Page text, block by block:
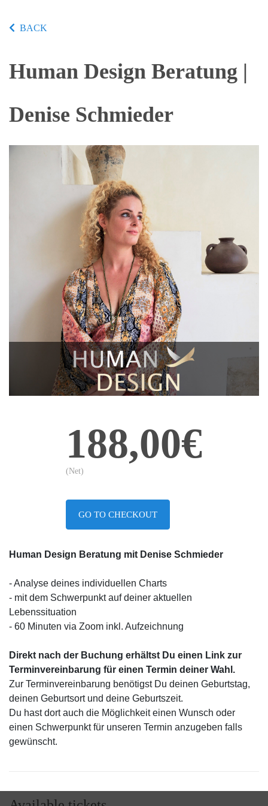
BACK
Human Design Beratung |
Denise Schmieder
188,00€
(Net)
GO TO CHECKOUT
Human Design Beratung mit Denise Schmieder
- Analyse deines individuellen Charts
- mit dem Schwerpunkt auf deiner aktuellen
Lebenssituation
- 60 Minuten via Zoom inkl. Aufzeichnung
Direkt nach der Buchung erhältst Du einen Link zur
Terminvereinbarung für einen Termin deiner Wahl.
Zur Terminvereinbarung benötigst Du deinen Geburtstag,
deinen Geburtsort und deine Geburtszeit.
Du hast dort auch die Möglichkeit einen Wunsch oder
einen Schwerpunkt für unseren Termin anzugeben falls
gewünscht.